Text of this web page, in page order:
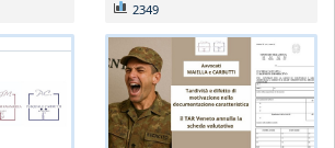
2349